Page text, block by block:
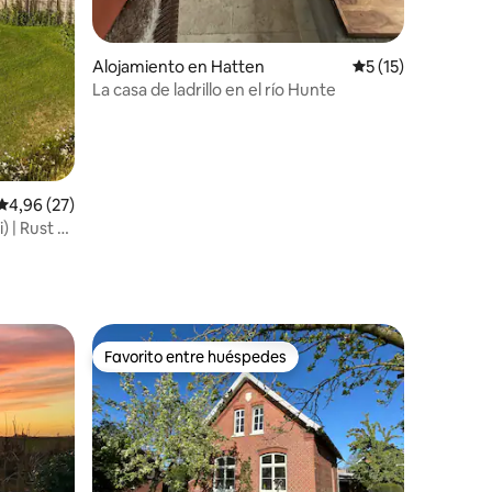
promedio: 4,96 de 5. 27 evaluaciones
4,96 (27)
| Rust &
Alojamiento en Hatten Calificación
5 (15)
La casa de ladrillo en el río Hunte
destacadosFavorito entre huéspedes
Favorito entre huéspedes